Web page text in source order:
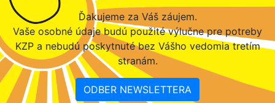
Ďakujeme za Váš záujem.
Vaše osobné údaje budú použité výlučne pre potreby
KZP a nebudú poskytnuté bez Vášho vedomia tretím
stranám.
ODBER NEWSLETTERA